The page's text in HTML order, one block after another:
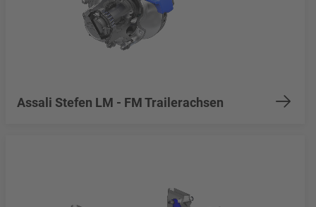
Assali Stefen LM - FM Trailerachsen